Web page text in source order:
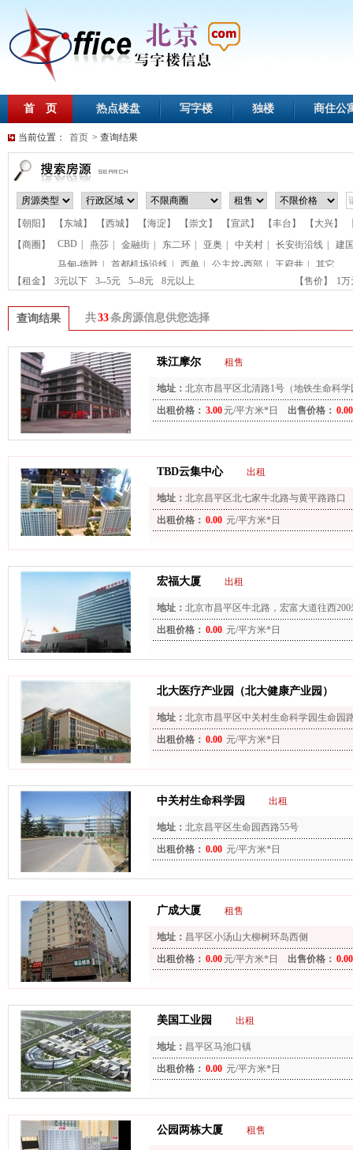
首 页 热点楼盘 写字楼 独楼 商住公
当前位置： 首页 > 查询结果
【朝阳】 【东城】 【西城】 【海淀】 【崇文】 【宣武】 【丰台】 【大兴】
【商圈】
CBD 燕莎 金融街 东二环 亚奥 中关村 长安街沿线
建
马甸-德胜 | 首都机场沿线 | 西单 | 公主坟-西部 | 王府井 |
其它
【租金】
3元以下 3--5元 5--8元 8元以上 【售价】 1
查询结果 共33条房源信息供您选择
珠江摩尔 租售
地址： 北京市昌平区北清路1号（地铁生命科学
出租价格： 3.00 元/平方米*日 出售价格： 0.00
TBD云集中心 出租
地址： 北京昌平区北七家牛北路与黄平路路口
出租价格： 0.00 元/平方米*日
宏福大厦 出租
地址： 北京市昌平区牛北路，宏富大道往西200
出租价格： 0.00 元/平方米*日
北大医疗产业园（北大健康产业园）
地址： 北京市昌平区中关村生命科学园生命园
出租价格： 0.00 元/平方米*日
中关村生命科学园 出租
地址： 北京昌平区生命园西路55号
出租价格： 0.00 元/平方米*日
广成大厦 租售
地址： 昌平区小汤山大柳树环岛西侧
出租价格： 0.00 元/平方米*日 出售价格： 0.00
美国工业园 出租
地址： 昌平区马池口镇
出租价格： 0.00 元/平方米*日
公园两栋大厦 租售